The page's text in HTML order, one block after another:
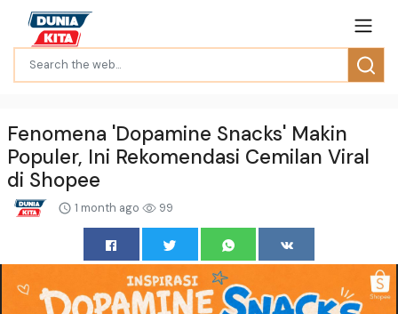
Fenomena 'Dopamine Snacks' Makin
Populer, Ini Rekomendasi Cemilan Viral
di Shopee
1 month ago 99